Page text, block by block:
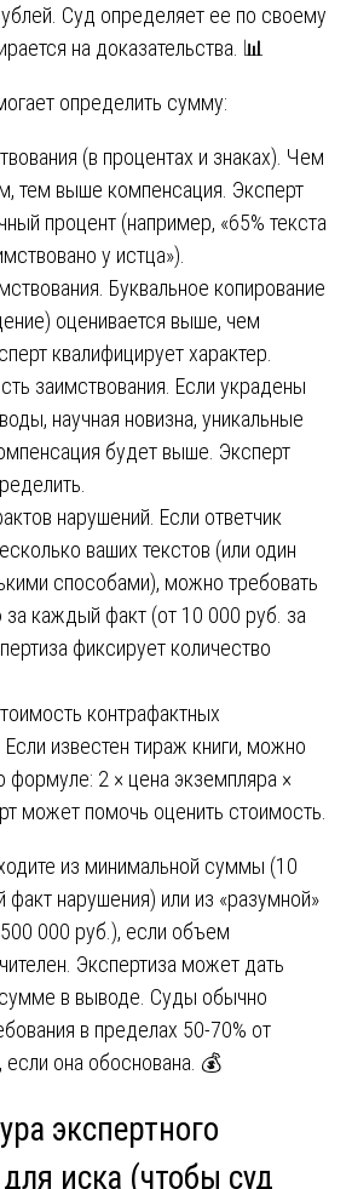
Суд определяет ее по своему
на доказательства. 📊
определить сумму:
(в процентах и знаках). Чем
тем выше компенсация. Эксперт
процент (например, «65% текста
у истца»).
Буквальное копирование
оценивается выше, чем
квалифицирует характер.
заимствования. Если украдены
научная новизна, уникальные
будет выше. Эксперт
нарушений. Если ответчик
ваших текстов (или один
способами), можно требовать
каждый факт (от 10 000 руб. за
фиксирует количество
контрафактных
известен тираж книги, можно
формуле: 2 × цена экземпляра ×
может помочь оценить стоимость.
из минимальной суммы (10
нарушения) или из «разумной»
000 руб.), если объем
Экспертиза может дать
в выводе. Суды обычно
в пределах 50-70% от
она обоснована. 💰
экспертного
иска (чтобы суд